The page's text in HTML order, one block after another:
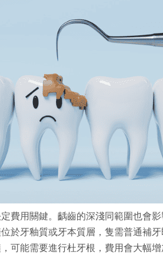
費用關鍵。齲齒的深淺同範圍也會
於牙釉質或牙本質層，隻需普通補
可能需要進行杜牙根，費用會大幅